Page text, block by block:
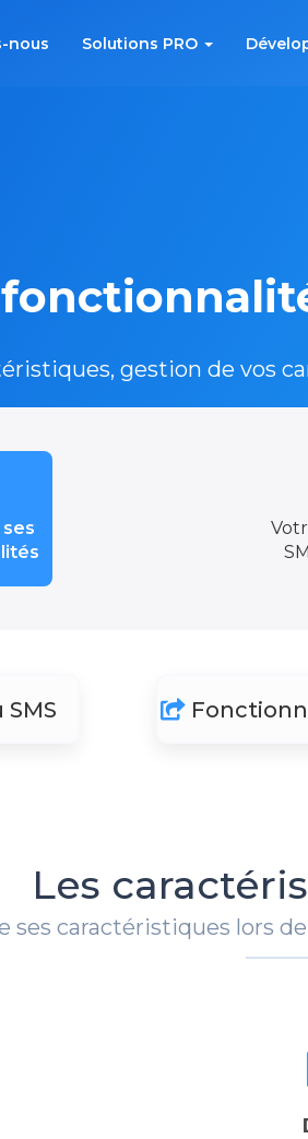
nous Solutions PRO
gestion de vos
Les
ses caractéristiques lors